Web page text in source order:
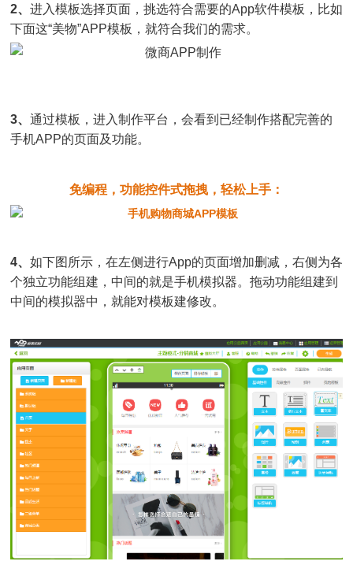
2、 进入模板选择页面，挑选符合需要的App软件模板，比如
下面这“美物”APP模板，就符合我们的需求。
3、 通过模板，进入制作平台，会看到已经制作搭配完善的
手机APP的页面及功能。
免编程，功能控件式拖拽，轻松上手：
4、 如下图所示，在左侧进行App的页面增加删减，右侧为各
个独立功能组建，中间的就是手机模拟器。拖动功能组建到
中间的模拟器中，就能对模板建修改。